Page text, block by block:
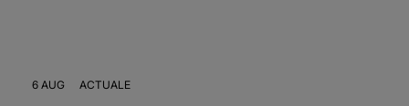
6 AUG ACTUALE